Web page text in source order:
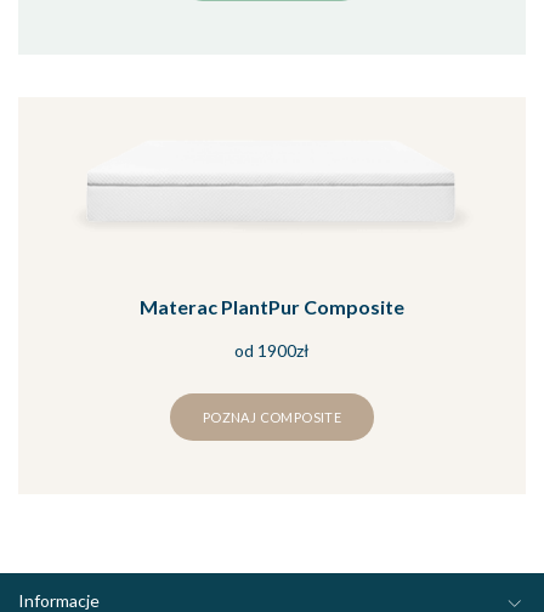
Materac PlantPur Composite
od 1900zł
POZNAJ COMPOSITE
Informacje